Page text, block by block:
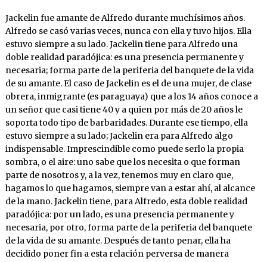
Jackelin fue amante de Alfredo durante muchísimos años.
Alfredo se casó varias veces, nunca con ella y tuvo hijos. Ella
estuvo siempre a su lado. Jackelin tiene para Alfredo una
doble realidad paradójica: es una presencia permanente y
necesaria; forma parte de la periferia del banquete de la vida
de su amante. El caso de Jackelin es el de una mujer, de clase
obrera, inmigrante (es paraguaya) que a los 14 años conoce a
un señor que casi tiene 40 y a quien por más de 20 años le
soporta todo tipo de barbaridades. Durante ese tiempo, ella
estuvo siempre a su lado; Jackelin era para Alfredo algo
indispensable. Imprescindible como puede serlo la propia
sombra, o el aire: uno sabe que los necesita o que forman
parte de nosotros y, a la vez, tenemos muy en claro que,
hagamos lo que hagamos, siempre van a estar ahí, al alcance
de la mano. Jackelin tiene, para Alfredo, esta doble realidad
paradójica: por un lado, es una presencia permanente y
necesaria, por otro, forma parte de la periferia del banquete
de la vida de su amante. Después de tanto penar, ella ha
decidido poner fin a esta relación perversa de manera